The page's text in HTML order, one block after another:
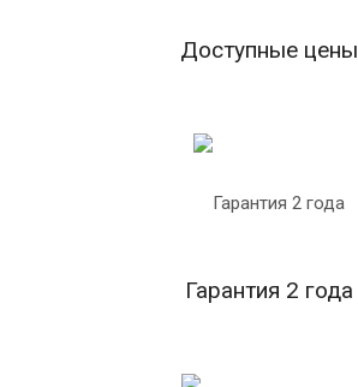
Доступные цены
Гарантия 2 года